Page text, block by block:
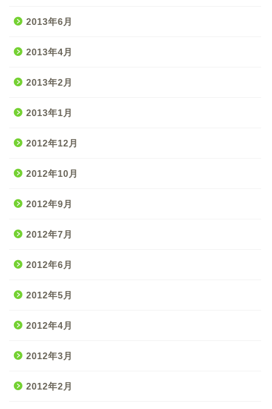
2013年6月
2013年4月
2013年2月
2013年1月
2012年12月
2012年10月
2012年9月
2012年7月
2012年6月
2012年5月
2012年4月
2012年3月
2012年2月